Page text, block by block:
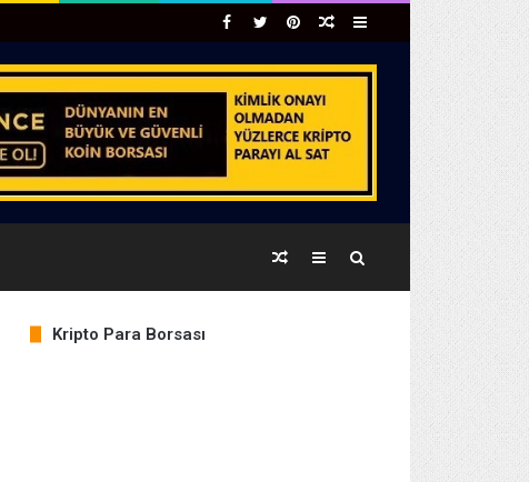
Kenar
Bölmesi
Rastgele
Pinterest
Twitter
Facebook
Kenar
Rastgele
Kripto Para Borsası